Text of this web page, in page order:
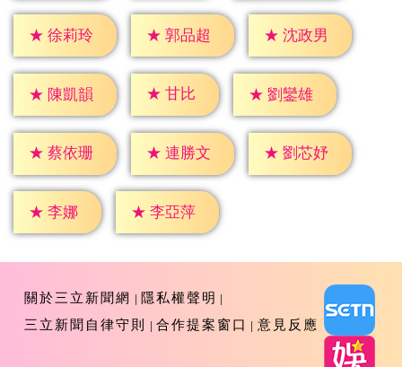
★ 徐莉玲 ★ 郭品超 ★ 沈政男
★ 陳凱韻 ★ 甘比 ★ 劉鑾雄
★ 蔡依珊 ★ 連勝文 ★ 劉芯妤
★ 李娜 ★ 李亞萍
關於三立新聞網
隱私權聲明
三立新聞自律守則
合作提案窗口 意見反應